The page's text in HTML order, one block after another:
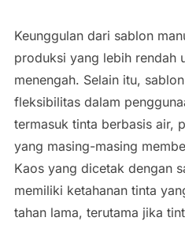
Keunggulan dari sablon
produksi yang lebih rendah
menengah. Selain itu,
fleksibilitas dalam
termasuk tinta berbasis air,
yang masing-masing
Kaos yang dicetak dengan
memiliki ketahanan tinta
tahan lama, terutama jika